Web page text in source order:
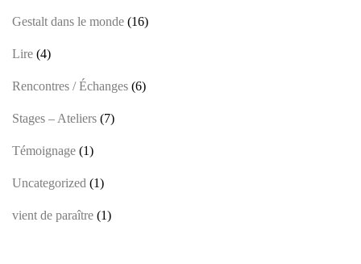
Gestalt dans le monde (16)
Lire (4)
Rencontres / Échanges (6)
Stages – Ateliers (7)
Témoignage (1)
Uncategorized (1)
vient de paraître (1)